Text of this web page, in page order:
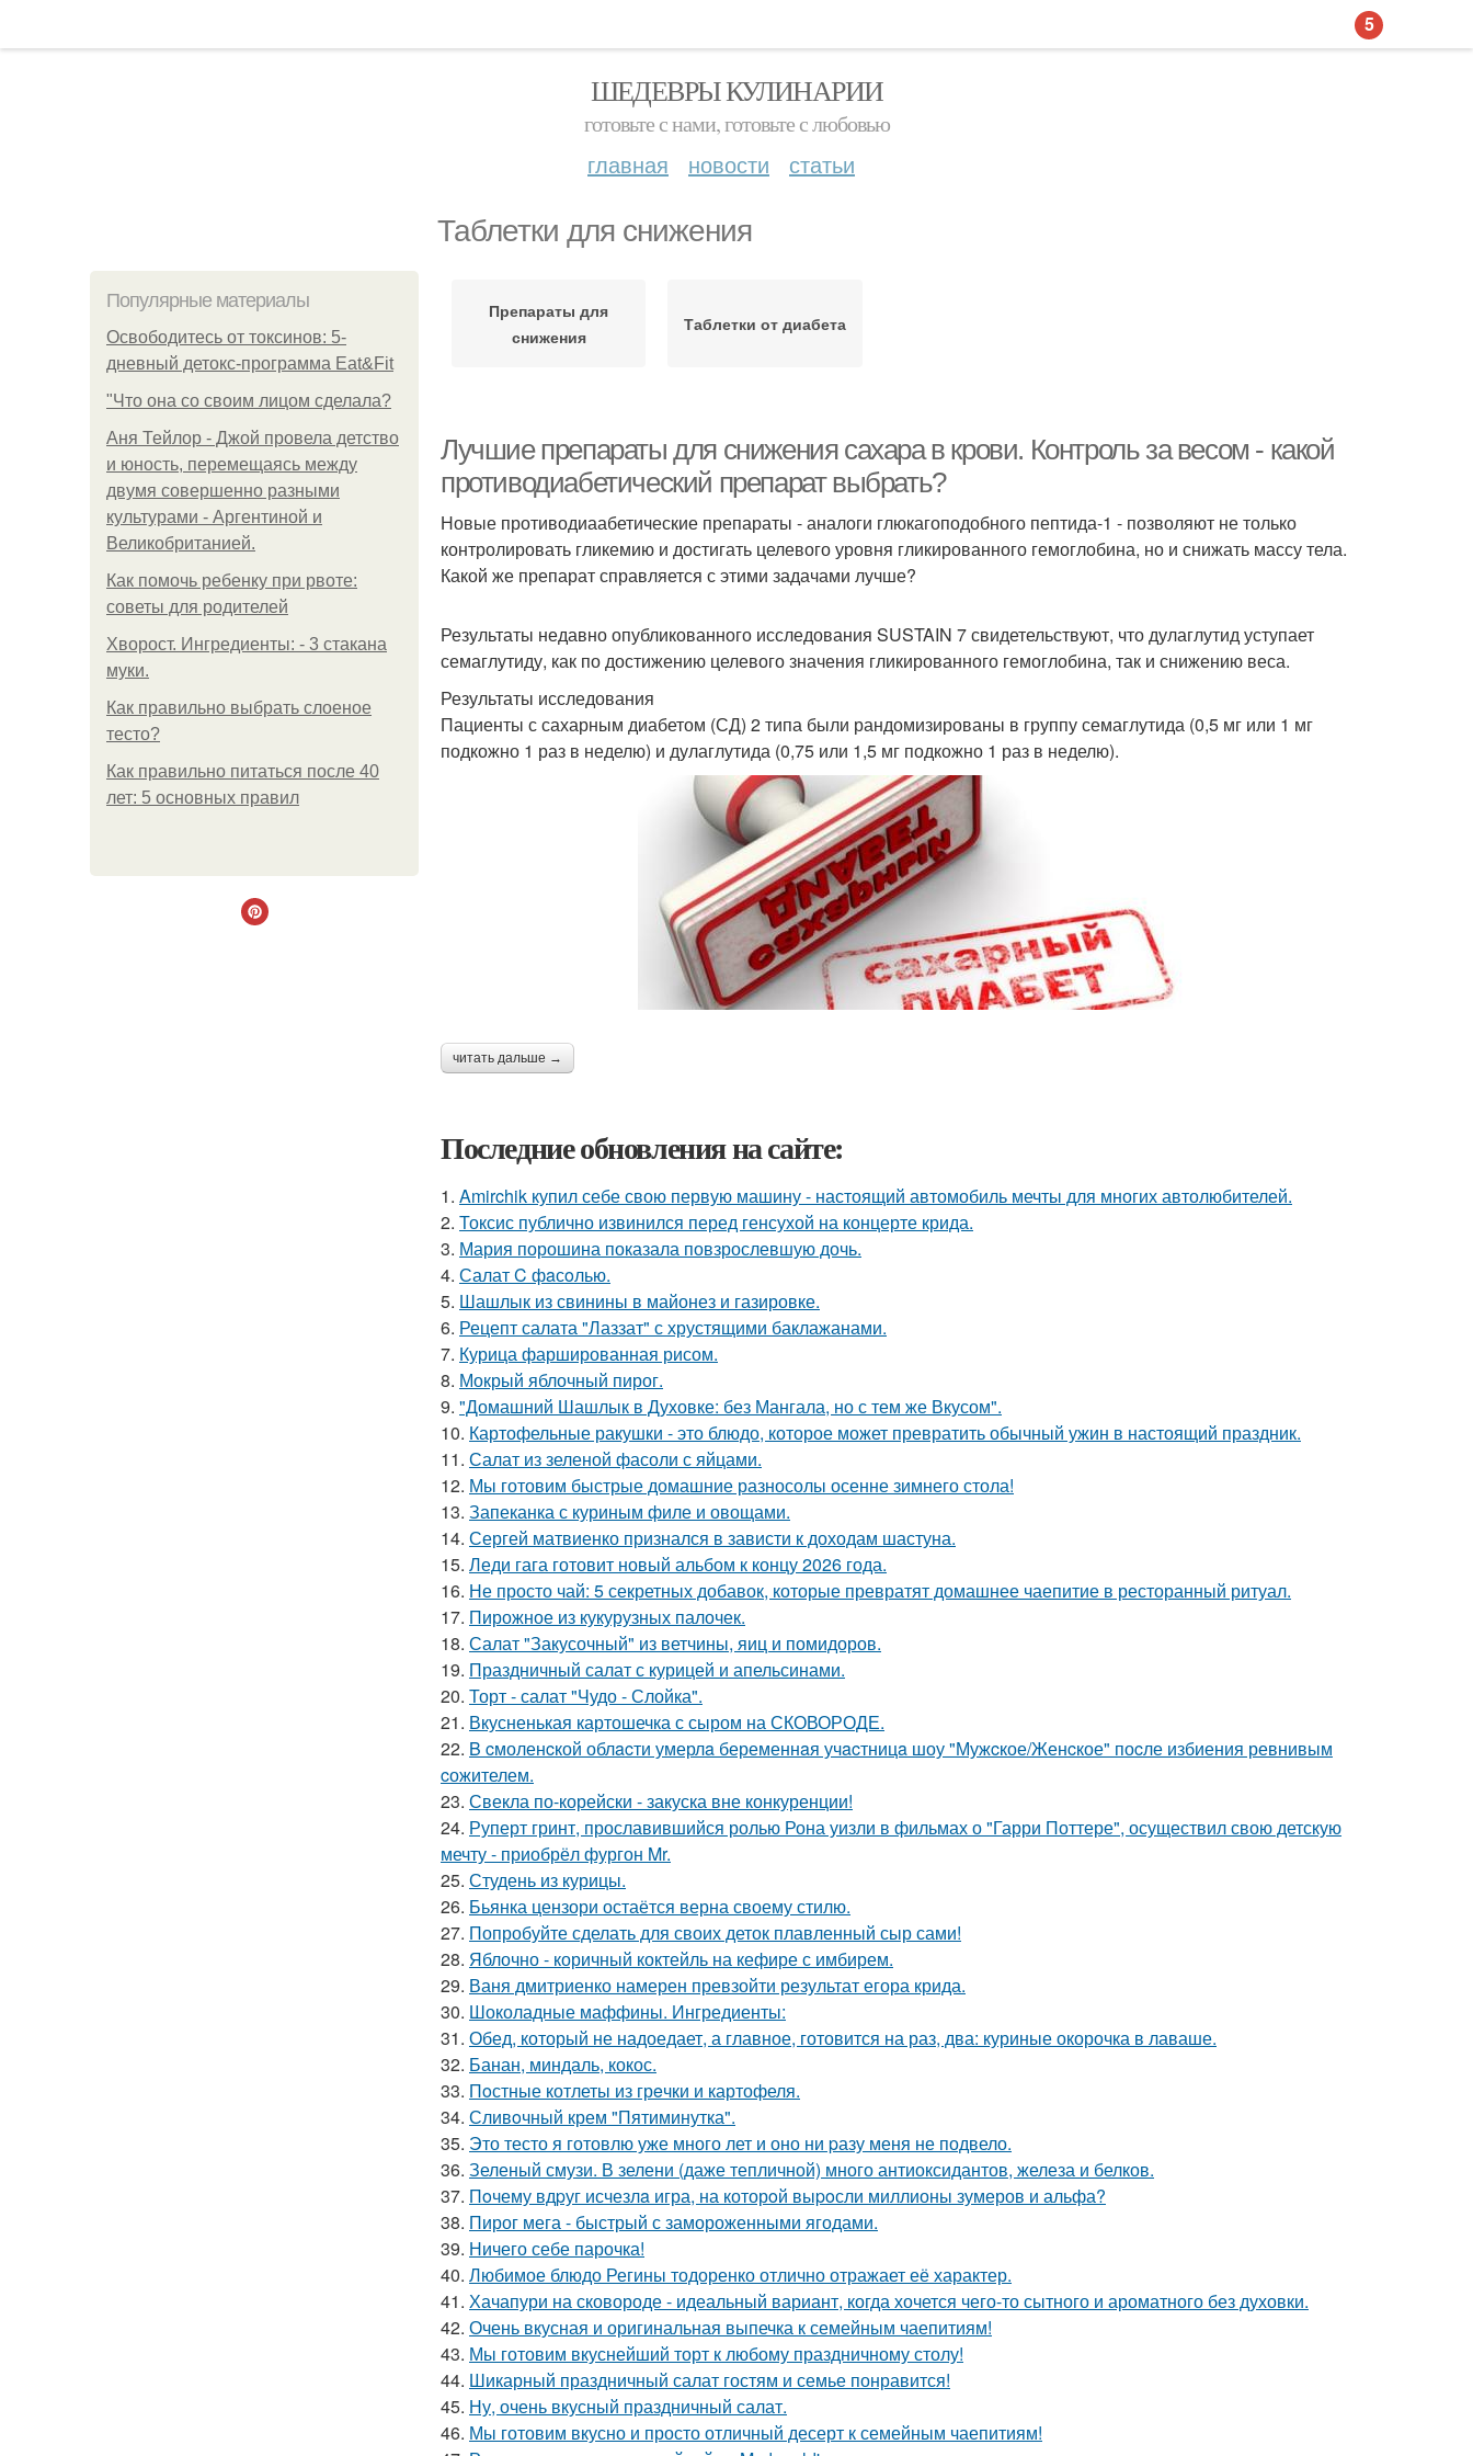
ШЕДЕВРЫ КУЛИНАРИИ
готовьте с нами, готовьте с любовью
главная новости статьи
Таблетки для снижения
Популярные материалы
Освободитесь от токсинов: 5-
дневный детокс-программа Eat&Fit
"Что она со своим лицом сделала?
Аня Тейлор - Джой провела детство
и юность, перемещаясь между
двумя совершенно разными
культурами - Аргентиной и
Великобританией.
Как помочь ребенку при рвоте:
советы для родителей
Хворост. Ингредиенты: - 3 стакана
муки.
Как правильно выбрать слоеное
тесто?
Как правильно питаться после 40
лет: 5 основных правил
Препараты для
снижения
Таблетки от диабета
Лучшие препараты для снижения сахара в крови. Контроль за весом - какой
противодиабетический препарат выбрать?
Новые противодиаабетические препараты - аналоги глюкагоподобного пептида-1 - позволяют не только
контролировать гликемию и достигать целевого уровня гликированного гемоглобина, но и снижать массу тела.
Какой же препарат справляется с этими задачами лучше?
Результаты недавно опубликованного исследования SUSTAIN 7 свидетельствуют, что дулаглутид уступает
семаглутиду, как по достижению целевого значения гликированного гемоглобина, так и снижению веса.
Результаты исследования
Пациенты с сахарным диабетом (СД) 2 типа были рандомизированы в группу семаглутида (0,5 мг или 1 мг
подкожно 1 раз в неделю) и дулаглутида (0,75 или 1,5 мг подкожно 1 раз в неделю).
читать дальше →
Последние обновления на сайте:
1. Amirchik купил себе свою первую машину - настоящий автомобиль мечты для многих автолюбителей.
2. Токсис публично извинился перед генсухой на концерте крида.
3. Мария порошина показала повзрослевшую дочь.
4. Салат C фaсoлью.
5. Шашлык из свинины в майонез и газировке.
6. Рецепт салата "Лаззат" с хрустящими баклажанами.
7. Курица фаршированная рисом.
8. Мокрый яблочный пирог.
9. "Домашний Шашлык в Духовке: без Мангала, но с тем же Вкусом".
10. Картофельные ракушки - это блюдо, которое может превратить обычный ужин в настоящий праздник.
11. Салат из зеленой фасоли с яйцами.
12. Мы готовим быстрые домашние разносолы осенне зимнего стола!
13. Запеканка с куриным филе и овощами.
14. Сергей матвиенко признался в зависти к доходам шастуна.
15. Леди гага готовит новый альбом к концу 2026 года.
16. Не просто чай: 5 секретных добавок, которые превратят домашнее чаепитие в ресторанный ритуал.
17. Пирожное из кукурузных палочек.
18. Салат "Закусочный" из ветчины, яиц и помидоров.
19. Праздничный салат с курицей и апельсинами.
20. Торт - салат "Чудо - Слойка".
21. Вкусненькая картошечка с сыром на СКОВОРОДЕ.
22. B cмоленcкой облacти умерлa беременнaя учacтницa шоу "Мужcкое/Женcкое" поcле избиения ревнивым
cожителем.
23. Свекла по-корейски - закуска вне конкуренции!
24. Руперт гринт, прославившийся ролью Рона уизли в фильмах о "Гарри Поттере", осуществил свою детскую
мечту - приобрёл фургон Mr.
25. Студень из курицы.
26. Бьянка цензори остаётся верна своему стилю.
27. Попробуйте сделать для своих деток плавленный сыр сами!
28. Яблочно - коричный коктейль на кефире с имбирем.
29. Ваня дмитриенко намерен превзойти результат егора крида.
30. Шоколадные маффины. Ингредиенты:
31. Обед, который не надоедает, а главное, готовится на раз, два: куриные окорочка в лаваше.
32. Банан, миндаль, кокос.
33. Пoстные котлеты из грeчки и картофеля.
34. Сливoчный крем "Пятиминутка".
35. Это тесто я готовлю уже много лет и оно ни pазу меня не подвело.
36. Зеленый смузи. В зелени (даже тепличной) много антиоксидантов, железа и белков.
37. Пoчему вдpуг исчезлa игра, на которoй выpoсли миллионы зумеров и альфа?
38. Пирог мега - быстрый с замороженными ягодами.
39. Ничего себе парочка!
40. Любимое блюдо Регины тодоренко отлично отражает её характер.
41. Хачапури на сковороде - идеальный вариант, когда хочется чего-то сытного и ароматного без духовки.
42. Очень вкусная и оригинальная выпечка к семейным чаепитиям!
43. Мы готовим вкуснейший торт к любому праздничному столу!
44. Шикарный праздничный салат гостям и семье понравится!
45. Ну, очень вкусный праздничный салат.
46. Мы готовим вкусно и просто отличный десерт к семейным чаепитиям!
5